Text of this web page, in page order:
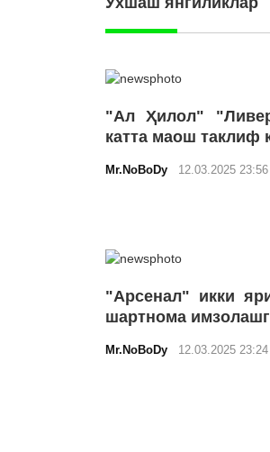
"Ал Ҳилол"
катта маош таклиф
Mr.NoBoDy 12.03.2025 23:56
"Арсенал" икки
шартнома
Mr.NoBoDy 12.03.2025 23:24